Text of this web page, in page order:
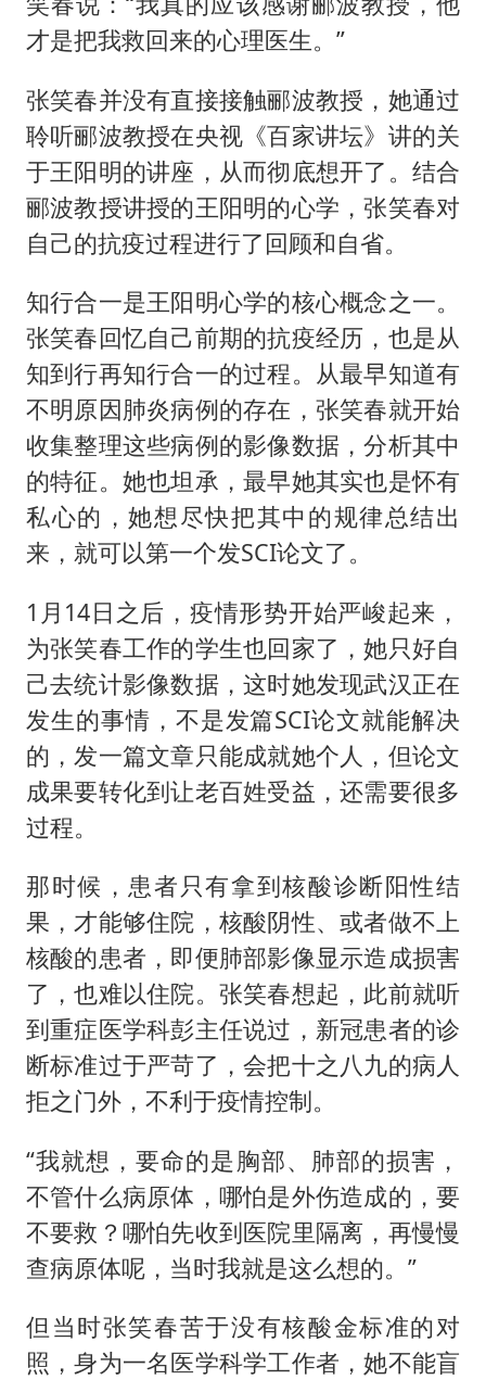
才是把我救回来的心理医生。”
张笑春并没有直接接触郦波教授，她通过
聆听郦波教授在央视《百家讲坛》讲的关
于王阳明的讲座，从而彻底想开了。结合
郦波教授讲授的王阳明的心学，张笑春对
自己的抗疫过程进行了回顾和自省。
知行合一是王阳明心学的核心概念之一。
张笑春回忆自己前期的抗疫经历，也是从
知到行再知行合一的过程。从最早知道有
不明原因肺炎病例的存在，张笑春就开始
收集整理这些病例的影像数据，分析其中
的特征。她也坦承，最早她其实也是怀有
私心的，她想尽快把其中的规律总结出
来，就可以第一个发SCI论文了。
1月14日之后，疫情形势开始严峻起来，
为张笑春工作的学生也回家了，她只好自
己去统计影像数据，这时她发现武汉正在
发生的事情，不是发篇SCI论文就能解决
的，发一篇文章只能成就她个人，但论文
成果要转化到让老百姓受益，还需要很多
过程。
那时候，患者只有拿到核酸诊断阳性结
果，才能够住院，核酸阴性、或者做不上
核酸的患者，即便肺部影像显示造成损害
了，也难以住院。张笑春想起，此前就听
到重症医学科彭主任说过，新冠患者的诊
断标准过于严苛了，会把十之八九的病人
拒之门外，不利于疫情控制。
“我就想，要命的是胸部、肺部的损害，
不管什么病原体，哪怕是外伤造成的，要
不要救？哪怕先收到医院里隔离，再慢慢
查病原体呢，当时我就是这么想的。”
但当时张笑春苦于没有核酸金标准的对
照，身为一名医学科学工作者，她不能盲